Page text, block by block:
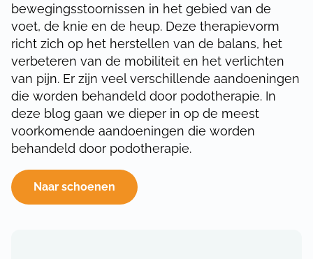
bewegingsstoornissen in het gebied van de
voet, de knie en de heup. Deze therapievorm
richt zich op het herstellen van de balans, het
verbeteren van de mobiliteit en het verlichten
van pijn. Er zijn veel verschillende aandoeningen
die worden behandeld door podotherapie. In
deze blog gaan we dieper in op de meest
voorkomende aandoeningen die worden
behandeld door podotherapie.
Naar schoenen